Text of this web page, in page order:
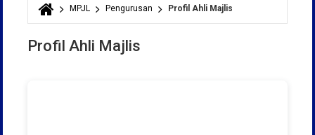
Anda di sini
MPJL Pengurusan Profil Ahli Majlis
Profil Ahli Majlis